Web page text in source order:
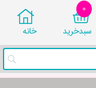
0
سبد‌خرید
خانه